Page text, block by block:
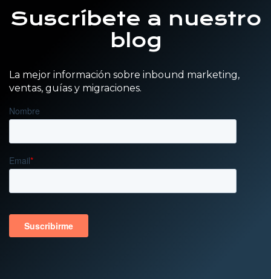
Suscríbete a nuestro
blog
La mejor información sobre inbound marketing,
ventas, guías y migraciones.